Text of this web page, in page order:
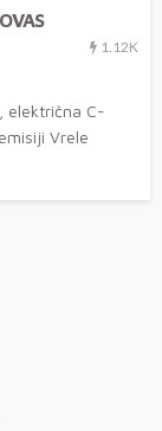
1.12K
električna C-
Vrele